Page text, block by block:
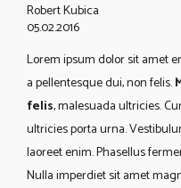
Robert Kubica
05.02.2016
Lorem ipsum dolor sit amet
a pellentesque dui, non felis.
felis, malesuada ultricies.
ultricies porta urna.
laoreet enim. Phasellus
Nulla imperdiet sit amet